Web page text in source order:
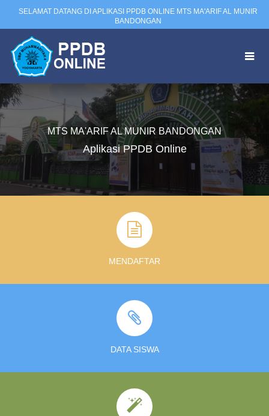
SELAMAT DATANG DI APLIKASI PPDB ONLINE MTS MA'ARIF AL MUNIR
BANDONGAN
HOME MENDAFTAR
DATA CALON SISWA GRAFIK
MTS MA'ARIF AL MUNIR BANDONGAN
Aplikasi PPDB Online
MENDAFTAR
DATA SISWA